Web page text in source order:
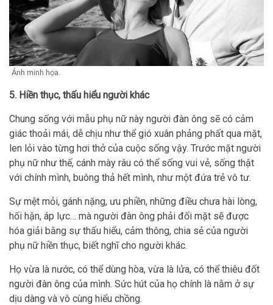
Ảnh minh họa.
5. Hiền thục, thấu hiểu người khác
Chung sống với mẫu phụ nữ này người đàn ông sẽ có cảm
giác thoải mái, dễ chịu như thể gió xuân phảng phất qua mặt,
len lỏi vào từng hơi thở của cuộc sống vậy. Trước mặt người
phụ nữ như thế, cánh mày râu có thể sống vui vẻ, sống thật
với chính mình, buông thả hết mình, như một đứa trẻ vô tư.
Sự mệt mỏi, gánh nặng, ưu phiền, những điều chưa hài lòng,
hối hận, áp lực… mà người đàn ông phải đối mặt sẽ được
hóa giải bằng sự thấu hiểu, cảm thông, chia sẻ của người
phụ nữ hiền thục, biết nghĩ cho người khác.
Họ vừa là nước, có thể dùng hòa, vừa là lửa, có thể thiêu đốt
người đàn ông của mình. Sức hút của họ chính là nằm ở sự
dịu dàng và vô cùng hiểu chồng.